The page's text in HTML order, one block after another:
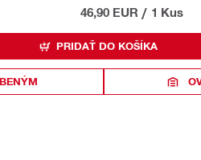
46,90 EUR / 1 Kus
PRIDAŤ DO KOŠÍKA